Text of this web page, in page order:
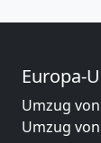
Europa-
Umzug
Umzug